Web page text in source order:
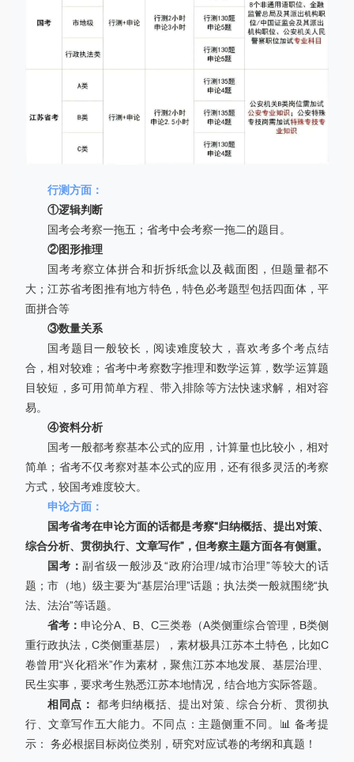
行测方面：
①逻辑判断
国考会考察一拖五；省考中会考察一拖二的题目。
②图形推理
国考考察立体拼合和折拆纸盒以及截面图，但题量都不
大；江苏省考图推有地方特色，特色必考题型包括四面体，平
面拼合等
③数量关系
国考题目一般较长，阅读难度较大，喜欢考多个考点结
合，相对较难；省考中考察数字推理和数学运算，数学运算题
目较短，多可用简单方程、带入排除等方法快速求解，相对容
易。
④资料分析
国考一般都考察基本公式的应用，计算量也比较小，相对
简单；省考不仅考察对基本公式的应用，还有很多灵活的考察
方式，较国考难度较大。
申论方面：
国考省考在申论方面的话都是考察“归纳概括、提出对策、
综合分析、贯彻执行、文章写作”，但考察主题方面各有侧重。
国考：副省级一般涉及“政府治理/城市治理”等较大的话
题；市（地）级主要为“基层治理”话题；执法类一般就围绕“执
法、法治”等话题。
省考：申论分A、B、C三类卷（A类侧重综合管理，B类侧
重行政执法，C类侧重基层），素材极具江苏本土特色，比如C
卷曾用“兴化稻米”作为素材，聚焦江苏本地发展、基层治理、
民生实事，要求考生熟悉江苏本地情况，结合地方实际答题。
相同点：
都考归纳概括、提出对策、综合分析、贯彻执
行、文章写作五大能力。不同点：主题侧重不同。📊 备考提
示： 务必根据目标岗位类别，研究对应试卷的考纲和真题！